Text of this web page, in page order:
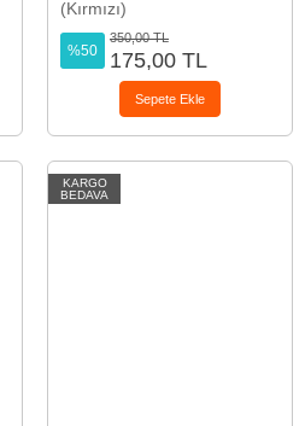
(Kırmızı)
%50
350,00 TL
175,00 TL
Sepete Ekle
KARGO
BEDAVA